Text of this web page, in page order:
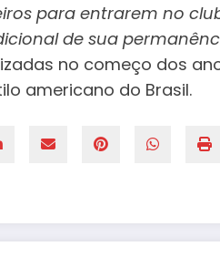
para entrarem no
de sua
no começo dos
americano do Brasil.